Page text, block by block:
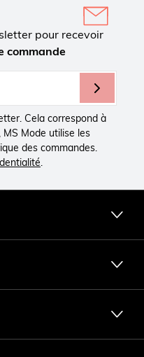
pour recevoir
commande
Cela correspond à
Mode utilise les
des commandes.
.